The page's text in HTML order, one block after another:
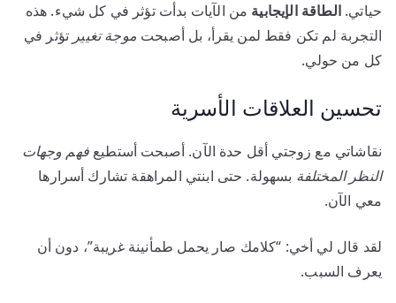
حياتي.الطاقة الإيجابية من الآيات بدأت تؤثر في كل شيء. هذه
التجربة لم تكن فقط لمن يقرأ، بل أصبحت موجة تغيير تؤثر في
كل من حولي.
تحسين العلاقات الأسرية
نقاشاتي مع زوجتي أقل حدة الآن. أصبحت أستطيعفهم وجهات
النظر المختلفة بسهولة. حتى ابنتي المراهقة تشارك أسرارها
معي الآن.
لقد قال لي أخي: “كلامك صار يحمل طمأنينة غريبة”، دون أن
يعرف السبب.